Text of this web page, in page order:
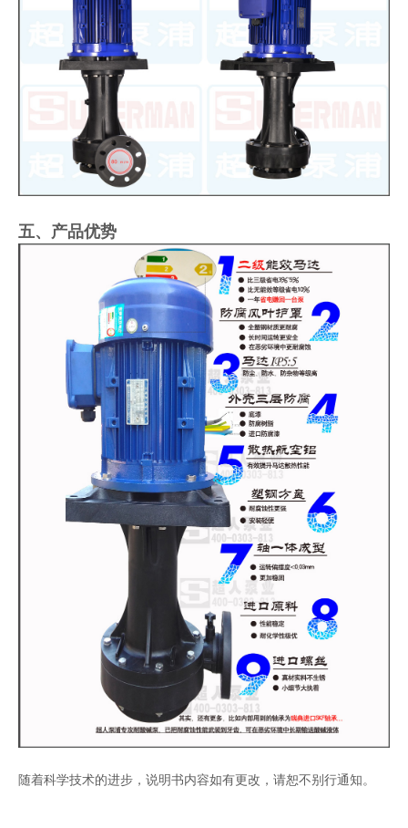
五、产品优势
随着科学技术的进步，说明书内容如有更改，请恕不别行通知。